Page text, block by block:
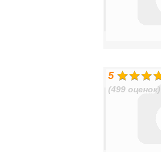
5
(499 оценок)